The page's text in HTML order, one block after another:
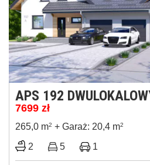
APS 192
7699 zł
265,0 m2 + Garaż: 20,4 m2
2 5 1